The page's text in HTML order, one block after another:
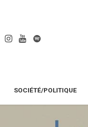
SOCIÉTÉ/POLITIQUE